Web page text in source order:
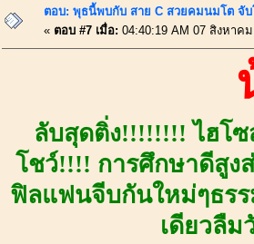
ตอบ: พุธนี้พบกับ สาย C สวยคมนมโต จั
« ตอบ #7 เมื่อ: 04:40:19 AM 07 สิงหาค
ลับสุดติ่ง!!!!!!!! ไฮโ
โชว์!!!! การศึกษาดีสูง
ฟิลแฟนจีบกันใหม่ๆธร
เดียวลื